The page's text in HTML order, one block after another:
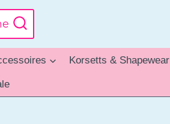
Korsetts & Shapewear